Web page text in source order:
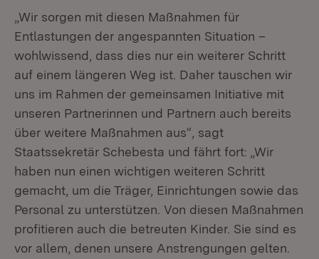
„Wir sorgen mit diesen Maßnahmen für
Entlastungen der angespannten Situation –
wohlwissend, dass dies nur ein weiterer Schritt
auf einem längeren Weg ist. Daher tauschen wir
uns im Rahmen der gemeinsamen Initiative mit
unseren Partnerinnen und Partnern auch bereits
über weitere Maßnahmen aus“, sagt
Staatssekretär Schebesta und fährt fort: „Wir
haben nun einen wichtigen weiteren Schritt
gemacht, um die Träger, Einrichtungen sowie das
Personal zu unterstützen. Von diesen Maßnahmen
profitieren auch die betreuten Kinder. Sie sind es
vor allem, denen unsere Anstrengungen gelten.